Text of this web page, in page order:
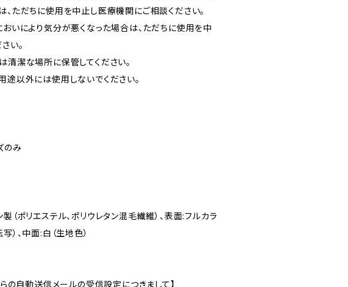
、ただちに使用を中止し医療機関にご相談ください。
いにより気分が悪くなった場合は、ただちに使用を中
い。
清潔な場所に保管してください。
途以外には使用しないでください。
のみ
（ポリエステル、ポリウレタン混毛繊維）、表面:フルカラ
）、中面:白（生地色）
らの自動送信メールの受信設定につきまして】